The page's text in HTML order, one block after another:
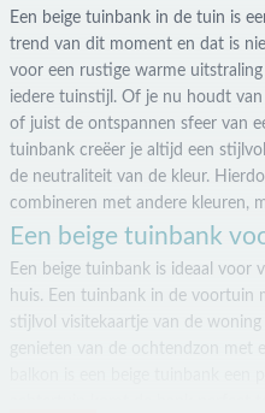
Een beige tuinbank in de tuin is
trend van dit moment en dat is
voor een rustige warme
iedere tuinstijl. Of je nu houdt
of juist de ontspannen sfeer van
tuinbank creëer je altijd een
de neutraliteit van de kleur.
combineren met andere kleuren,
Een beige tuinbank
Een beige tuinbank is ideaal voor
huis. Een tuinbank in de voortuin
stijlvol visitekaartje van de